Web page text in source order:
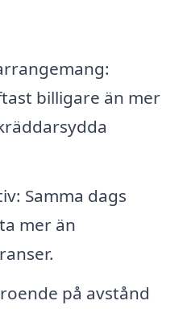
billigare än mer
Samma dags
mer än
på avstånd